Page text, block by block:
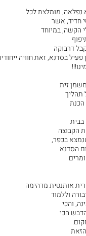
חדיד, אשר
הקשה, במיוחד
דרבוקה
בסדנא, זאת חוויה
הכנת
הקבוצה
בכפר,
הסדנא
וללמוד
והכי
הכי